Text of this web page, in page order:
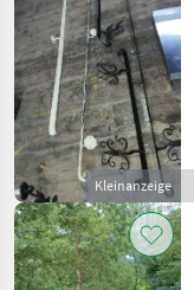
Kleinanzeige